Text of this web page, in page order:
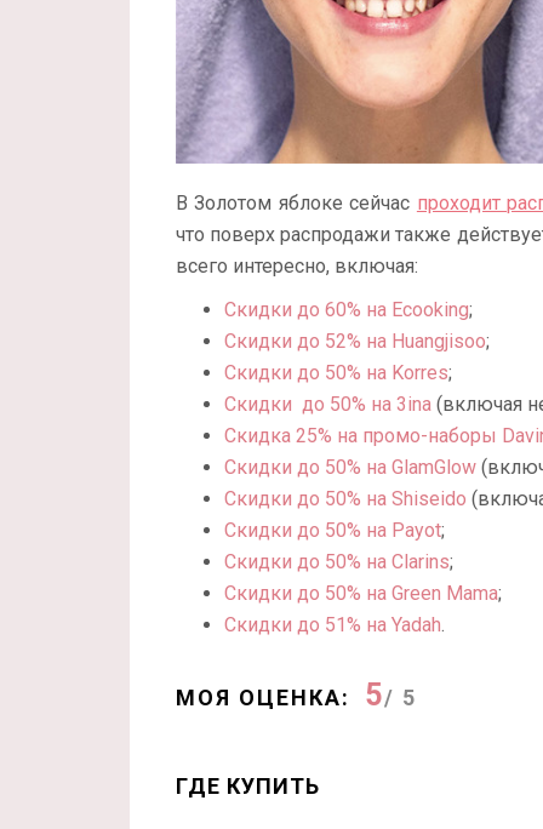
В Золотом яблоке сейчас проходит
что поверх распродажи также
всего интересно, включая:
Скидки до 60% на Ecooking;
Скидки до 52% на Huangjisoo;
Скидки до 50% на Korres;
Скидки до 50% на 3ina (включая
Скидка 25% на промо-наборы
Скидки до 50% на GlamGlow
Скидки до 50% на Shiseido
Скидки до 50% на Payot;
Скидки до 50% на Clarins;
Скидки до 50% на Green Mama;
Скидки до 51% на Yadah.
МОЯ ОЦЕНКА: 5/ 5
ГДЕ КУПИТЬ